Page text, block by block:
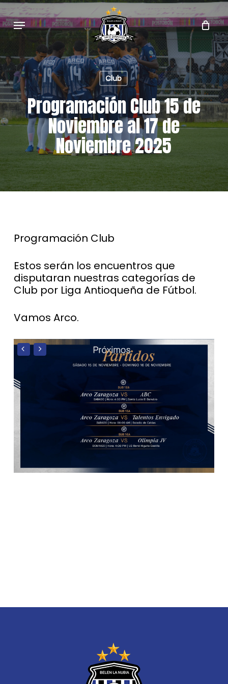
Skip
to
main
content
Menu
Club
Programación Club 15 de
Noviembre al 17 de
Noviembre 2025
Programación Club
Estos serán los encuentros que
disputaran nuestras categorías de
Club por Liga Antioqueña de Fútbol.
Vamos Arco.